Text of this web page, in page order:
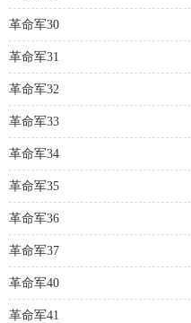
革命军30
革命军31
革命军32
革命军33
革命军34
革命军35
革命军36
革命军37
革命军40
革命军41